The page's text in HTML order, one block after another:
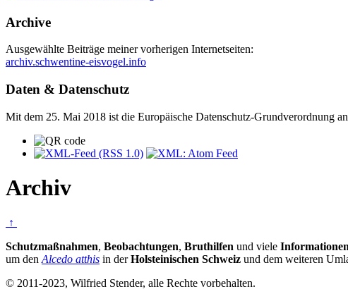
Archive
Ausgewählte Beiträge meiner vorherigen Internetseiten:
archiv.schwentine-eisvogel.info
Daten & Datenschutz
Mit dem 25. Mai 2018 ist die Europäische Datenschutz-Grundverordnung
Archiv
↑
Schutzmaßnahmen, Beobachtungen, Bruthilfen und viele Informationen
um den Alcedo atthis in derHolsteinischen Schweiz und dem weiteren
© 2011-2023, Wilfried Stender, alle Rechte vorbehalten.